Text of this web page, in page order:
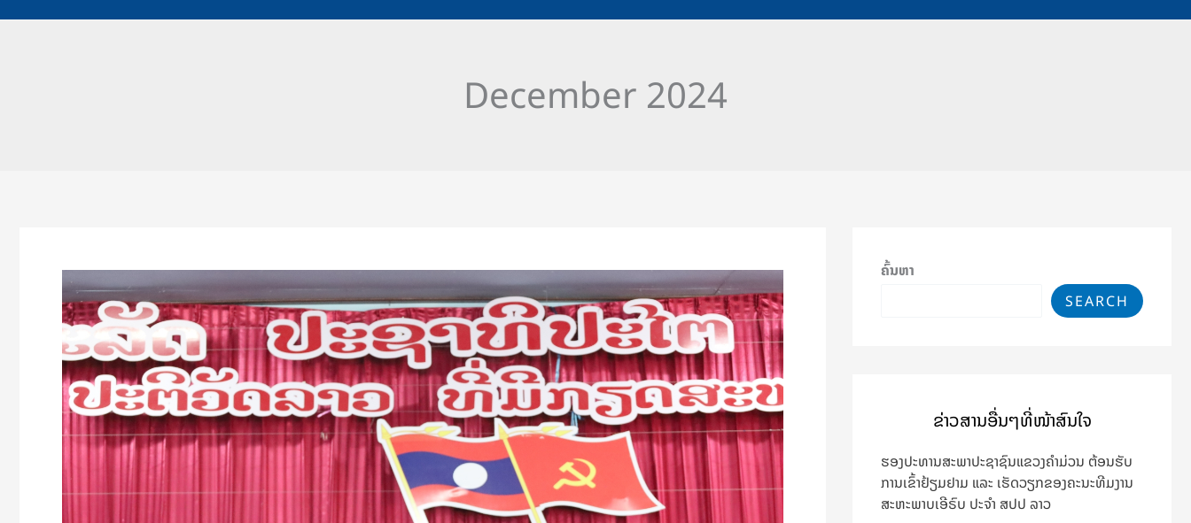
December 2024
ຄປຈ
ສພຂ
ຄໍາ
ມ່ວນ
ສຳເລັດ
ການ
ເຄື່ອນໄຫວ
ຕິດຕາມ,
ກວດ
ຄົ້ນຫາ
SEARCH
ຂ່າວສານອື່ນໆທີ່ໜ້າສົນໃຈ
ຮອງປະທານສະພາປະຊາຊົນແຂວງຄຳມ່ວນ ຕ້ອນຮັບ
ການເຂົ້າຢ້ຽມຢາມ ແລະ ເຮັດວຽກຂອງຄະນະທີມງານ
ສະຫະພາບເອີຣົບ ປະຈຳ ສປປ ລາວ